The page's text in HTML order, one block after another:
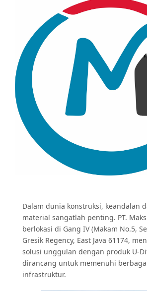
Dalam dunia konstruksi, keandalan
material sangatlah penting. PT.
berlokasi di Gang IV (Makam No.5,
Gresik Regency, East Java 61174,
solusi unggulan dengan produk U-
dirancang untuk memenuhi
infrastruktur.